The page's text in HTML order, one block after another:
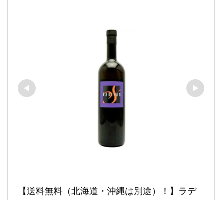
【送料無料（北海道・沖縄は別途）！】ラデ